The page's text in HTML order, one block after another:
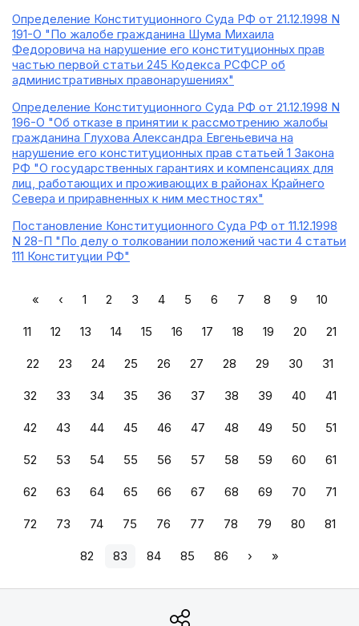
Определение Конституционного Суда РФ от 21.12.1998 N
191-О "По жалобе гражданина Шума Михаила
Федоровича на нарушение его конституционных прав
частью первой статьи 245 Кодекса РСФСР об
административных правонарушениях"
Определение Конституционного Суда РФ от 21.12.1998 N
196-О "Об отказе в принятии к рассмотрению жалобы
гражданина Глухова Александра Евгеньевича на
нарушение его конституционных прав статьей 1 Закона
РФ "О государственных гарантиях и компенсациях для
лиц, работающих и проживающих в районах Крайнего
Севера и приравненных к ним местностях"
Постановление Конституционного Суда РФ от 11.12.1998
N 28-П "По делу о толковании положений части 4 статьи
111 Конституции РФ"
« ‹ 1 2 3 4 5 6 7 8 9 10
11 12 13 14 15 16 17 18 19 20 21
22 23 24 25 26 27 28 29 30 31
32 33 34 35 36 37 38 39 40 41
42 43 44 45 46 47 48 49 50 51
52 53 54 55 56 57 58 59 60 61
62 63 64 65 66 67 68 69 70 71
72 73 74 75 76 77 78 79 80 81
82 83 84 85 86 › »